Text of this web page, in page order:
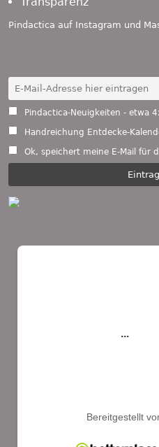
Pindactica auf Instagram und
Pindactica-Neuigkeiten - etwa
Handreichung Entdecke-
Ok, speichert meine E-Mail für